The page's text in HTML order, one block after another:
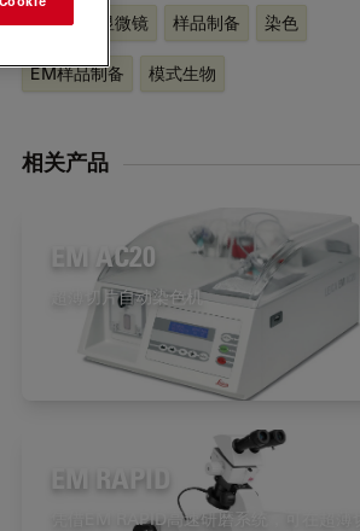
透射电子显微镜 样品制备 染色
EM样品制备 模式生物
相关产品
EM AC20
超薄切片自动染色机
EM RAPID
凭借EM RAPID高速研磨系统，可在超薄切